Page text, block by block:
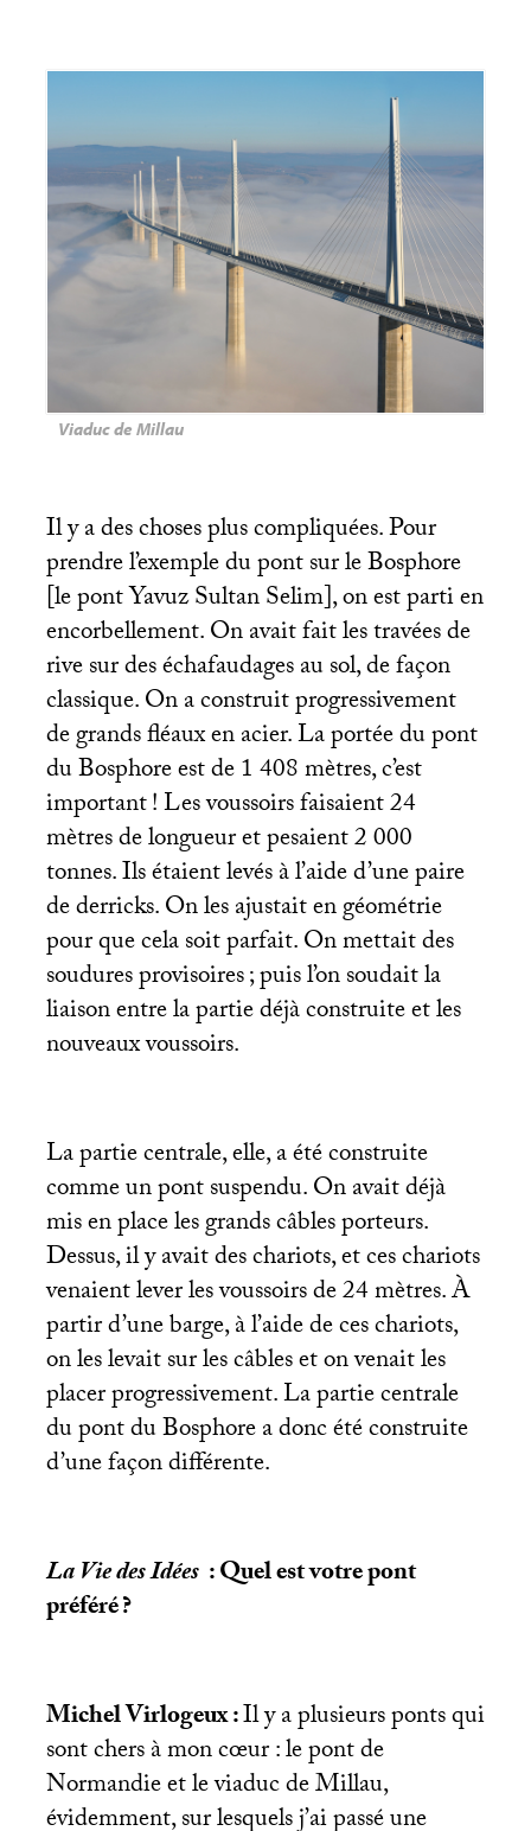
Viaduc de Millau
Il y a des choses plus compliquées. Pour
prendre l’exemple du pont sur le Bosphore
[le pont Yavuz Sultan Selim], on est parti en
encorbellement. On avait fait les travées de
rive sur des échafaudages au sol, de façon
classique. On a construit progressivement
de grands fléaux en acier. La portée du pont
du Bosphore est de 1 408 mètres, c’est
important! Les voussoirs faisaient 24
mètres de longueur et pesaient 2 000
tonnes. Ils étaient levés à l’aide d’une paire
de derricks. On les ajustait en géométrie
pour que cela soit parfait. On mettait des
soudures provisoires; puis l’on soudait la
liaison entre la partie déjà construite et les
nouveaux voussoirs.
La partie centrale, elle, a été construite
comme un pont suspendu. On avait déjà
mis en place les grands câbles porteurs.
Dessus, il y avait des chariots, et ces chariots
venaient lever les voussoirs de 24 mètres. À
partir d’une barge, à l’aide de ces chariots,
on les levait sur les câbles et on venait les
placer progressivement. La partie centrale
du pont du Bosphore a donc été construite
d’une façon différente.
La Vie des Idées : Quel est votre pont
préféré?
Michel Virlogeux :Il y a plusieurs ponts qui
sont chers à mon cœur : le pont de
Normandie et le viaduc de Millau,
évidemment, sur lesquels j’ai passé une